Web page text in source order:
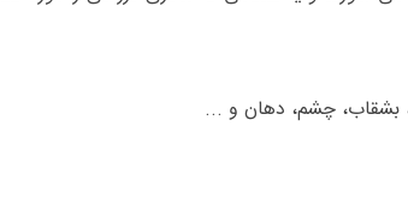
بشقاب، چشم، دهان و ...